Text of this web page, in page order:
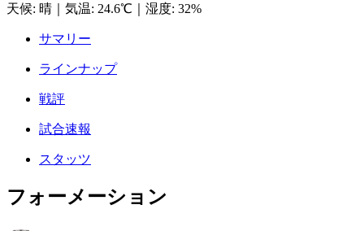
天候: 晴 気温: 24.6℃ 湿度: 32%
サマリー
ラインナップ
戦評
試合速報
スタッツ
フォーメーション